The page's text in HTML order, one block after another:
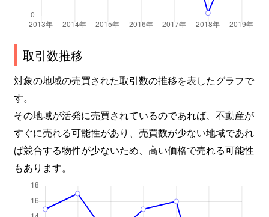
取引数推移
対象の地域の売買された取引数の推移を表したグラフで
す。
その地域が活発に売買されているのであれば、不動産が
すぐに売れる可能性があり、売買数が少ない地域であれ
ば競合する物件が少ないため、高い価格で売れる可能性
もあります。